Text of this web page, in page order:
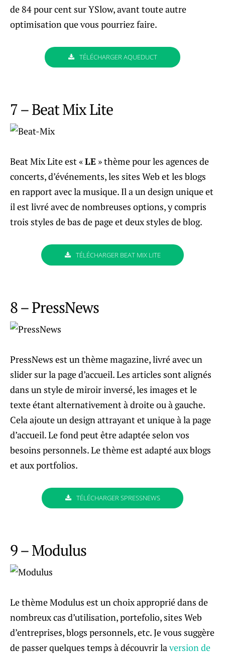
de 84 pour cent sur YSlow, avant toute autre
optimisation que vous pourriez faire.
TÉLÉCHARGER AQUEDUCT
7 – Beat Mix Lite
Beat Mix Lite est «LE » thème pour les agences de
concerts, d’événements, les sites Web et les blogs
en rapport avec la musique. Il a un design unique et
il est livré avec de nombreuses options, y compris
trois styles de bas de page et deux styles de blog.
TÉLÉCHARGER BEAT MIX LITE
8 – PressNews
PressNews est un thème magazine, livré avec un
slider sur la page d’accueil. Les articles sont alignés
dans un style de miroir inversé, les images et le
texte étant alternativement à droite ou à gauche.
Cela ajoute un design attrayant et unique à la page
d’accueil. Le fond peut être adaptée selon vos
besoins personnels. Le thème est adapté aux blogs
et aux portfolios.
TÉLÉCHARGER SPRESSNEWS
9 – Modulus
Le thème Modulus est un choix approprié dans de
nombreux cas d’utilisation, portefolio, sites Web
d’entreprises, blogs personnels, etc. Je vous suggère
de passer quelques temps à découvrir laversion de